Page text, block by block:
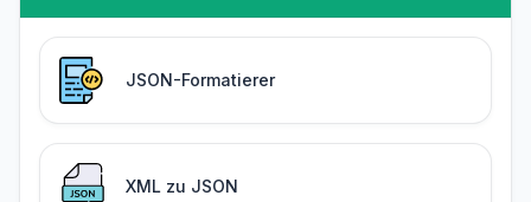
JSON-Formatierer
XML zu JSON